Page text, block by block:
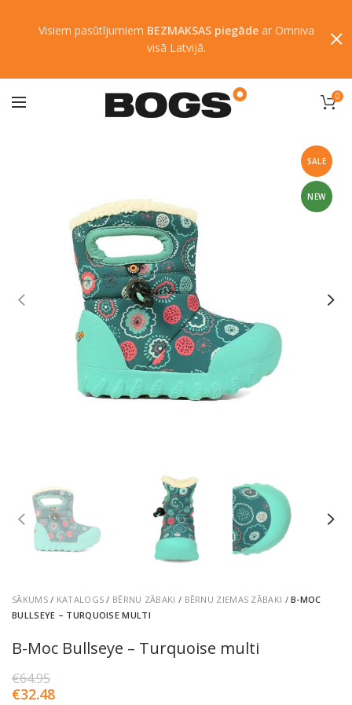
0
SALE
NEW
SĀKUMS/ KATALOGS / BĒRNU ZĀBAKI / BĒRNU ZIEMAS ZĀBAKI /B-MOC
BULLSEYE – TURQUOISE MULTI
B-Moc Bullseye – Turquoise multi
€64.95
€32.48
Visiem pasūtījumiem BEZMAKSAS piegādear Omniva
visā Latvijā.